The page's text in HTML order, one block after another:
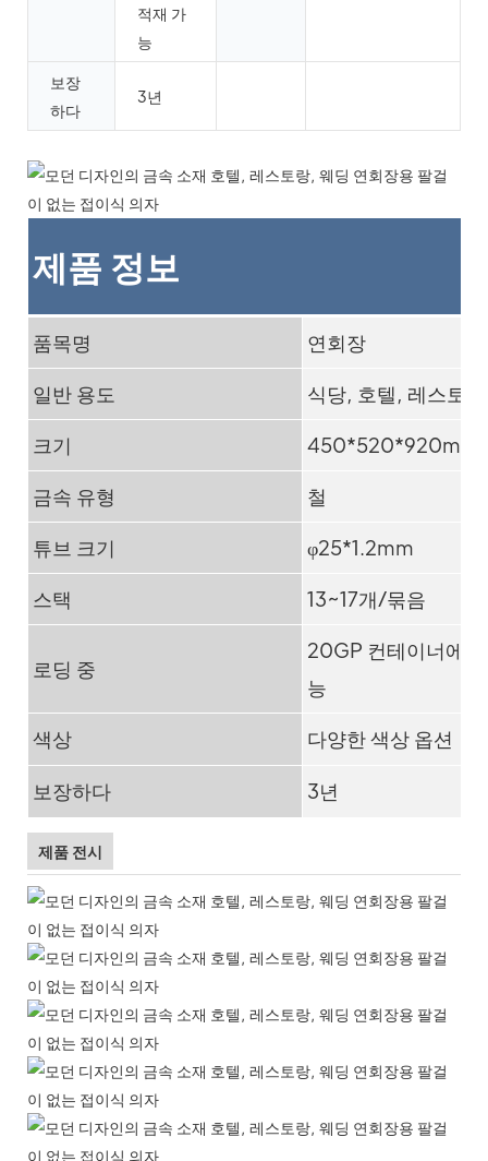
적재 가
능
보장
하다
3년
제품 정보
품목명 연회장
일반 용도 식당, 호텔, 레스토
크기 450*520*920mm
금속 유형 철
튜브 크기 φ25*1.2mm
스택 13~17개/묶음
로딩 중
20GP 컨테이너에
능
색상 다양한 색상 옵션
보장하다 3년
제품 전시